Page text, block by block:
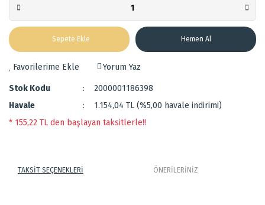
Sepete Ekle Hemen Al
Yorum Yaz
Stok Kodu
2000001186398
Havale
1.154,04 TL (%5,00 havale indirimi)
* 155,22 TL den başlayan taksitlerle!!
TAKSİT SEÇENEKLERİ ÖNERİLERİNİZ